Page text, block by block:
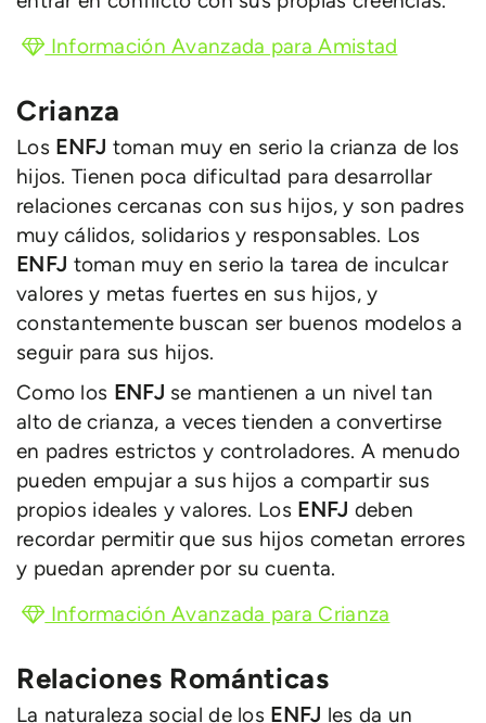
Información Avanzada para Amistad
Crianza
Los ENFJ toman muy en serio la crianza de los
hijos. Tienen poca dificultad para desarrollar
relaciones cercanas con sus hijos, y son padres
muy cálidos, solidarios y responsables. Los
ENFJ toman muy en serio la tarea de inculcar
valores y metas fuertes en sus hijos, y
constantemente buscan ser buenos modelos a
seguir para sus hijos.
Como los ENFJ se mantienen a un nivel tan
alto de crianza, a veces tienden a convertirse
en padres estrictos y controladores. A menudo
pueden empujar a sus hijos a compartir sus
propios ideales y valores. Los ENFJ deben
recordar permitir que sus hijos cometan errores
y puedan aprender por su cuenta.
Información Avanzada para Crianza
Relaciones Románticas
La naturaleza social de los ENFJ les da un